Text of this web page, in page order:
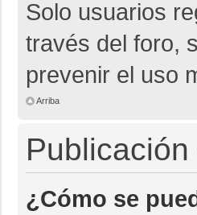
Solo usuarios
través del foro,
prevenir el uso
Arriba
¿Cómo se